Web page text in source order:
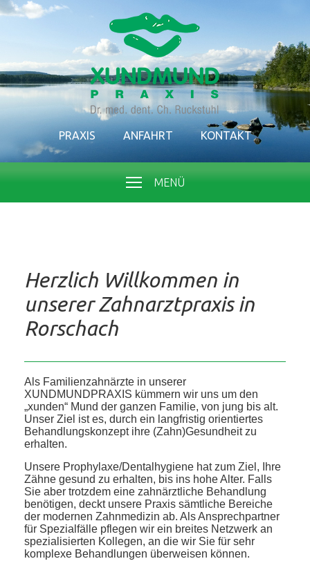
PRAXIS ANFAHRT KONTAKT
MENÜ
Herzlich Willkommen in
unserer Zahnarztpraxis in
Rorschach
Als Familienzahnärzte in unserer
XUNDMUNDPRAXIS kümmern wir uns um den
„xunden“ Mund der ganzen Familie, von jung bis alt.
Unser Ziel ist es, durch ein langfristig orientiertes
Behandlungskonzept ihre (Zahn)Gesundheit zu
erhalten.
Unsere Prophylaxe/Dentalhygiene hat zum Ziel, Ihre
Zähne gesund zu erhalten, bis ins hohe Alter. Falls
Sie aber trotzdem eine zahnärztliche Behandlung
benötigen, deckt unsere Praxis sämtliche Bereiche
der modernen Zahnmedizin ab. Als Ansprechpartner
für Spezialfälle pflegen wir ein breites Netzwerk an
spezialisierten Kollegen, an die wir Sie für sehr
komplexe Behandlungen überweisen können.